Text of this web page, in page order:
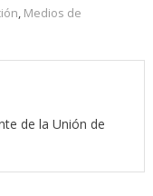
, Medios de
de la Unión de